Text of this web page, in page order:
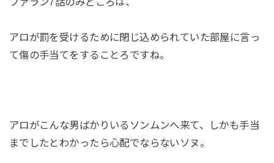
アロが罰を受けるために閉じ込められていた部屋に言っ
て傷の手当てをすることろですね。
アロがこんな男ばかりいるソンムンへ来て、しかも手当
までしたとわかったら心配でならないソヌ。